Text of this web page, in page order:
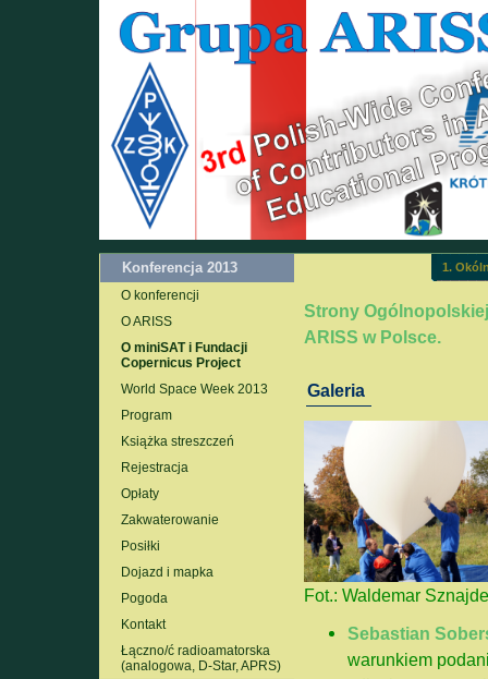
Konferencja 2013
O konferencji
O ARISS
O miniSAT i Fundacji
Copernicus Project
World Space Week 2013
Program
Książka streszczeń
Rejestracja
Opłaty
Zakwaterowanie
Posiłki
Dojazd i mapka
Pogoda
Kontakt
Łączno/ć radioamatorska
(analogowa, D-Star, APRS)
1.
Strony
ARISS w Polsce.
Galeria
Fot.: Waldemar
Sebastian
warunkiem